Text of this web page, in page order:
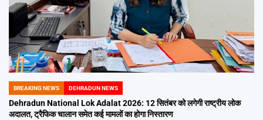
POSTED
IN
BREAKING NEWS DEHRADUN NEWS
Dehradun National Lok Adalat 2026: 12 सितंबर को लगेगी राष्ट्रीय लोक
अदालत, ट्रैफिक चालान समेत कई मामलों का होगा निस्तारण